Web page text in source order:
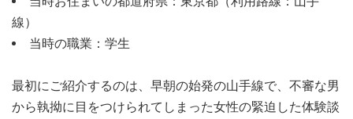
線）
当時の職業：学生
最初にご紹介するのは、早朝の始発の山手線で、不審な男
から執拗に目をつけられてしまった女性の緊迫した体験談